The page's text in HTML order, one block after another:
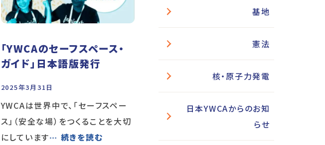
「YWCAのセーフスペース・
ガイド」日本語版発行
2025年3月31日
YWCAは世界中で、「セーフスペー
ス」（安全な場）をつくることを大切
にしています… 続きを読む
基地
憲法
核・原子力発電
日本YWCAからのお知
らせ